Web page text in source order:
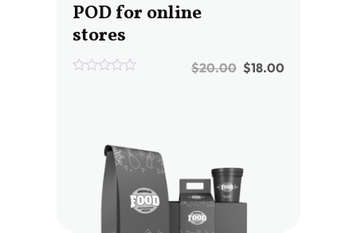
POD for online
stores
$20.00 $18.00